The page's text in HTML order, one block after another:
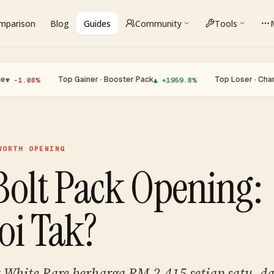
Blog Guides Community Tools
· Top Gainer · Booster Pack▲ +1959.8% · Top Loser · Charmander▼
OPENING
Pack Opening:
Tak?